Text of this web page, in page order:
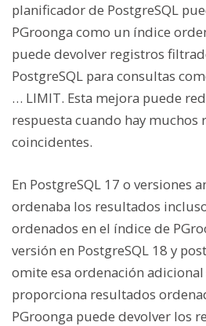
planificador de PostgreSQL
PGroonga como un índice
puede devolver registros
PostgreSQL para consultas
… LIMIT. Esta mejora puede
respuesta cuando hay muchos
coincidentes.
En PostgreSQL 17 o versiones
ordenaba los resultados
ordenados en el índice de
versión en PostgreSQL 18 y
omite esa ordenación
proporciona resultados
PGroonga puede devolver los